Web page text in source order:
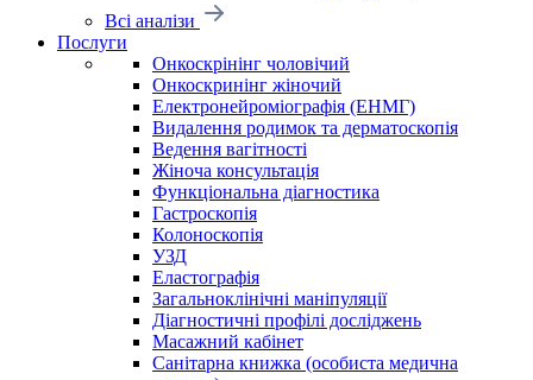
Всі аналізи
Послуги
Онкоскрінінг чоловічий
Онкоскринінг жіночий
Електронейроміографія (ЕНМГ)
Видалення родимок та дерматоскопія
Ведення вагітності
Жіноча консультація
Функціональна діагностика
Гастроскопія
Колоноскопія
УЗД
Еластографія
Загальноклінічні маніпуляції
Діагностичні профілі досліджень
Масажний кабінет
Санітарна книжка (особиста медична